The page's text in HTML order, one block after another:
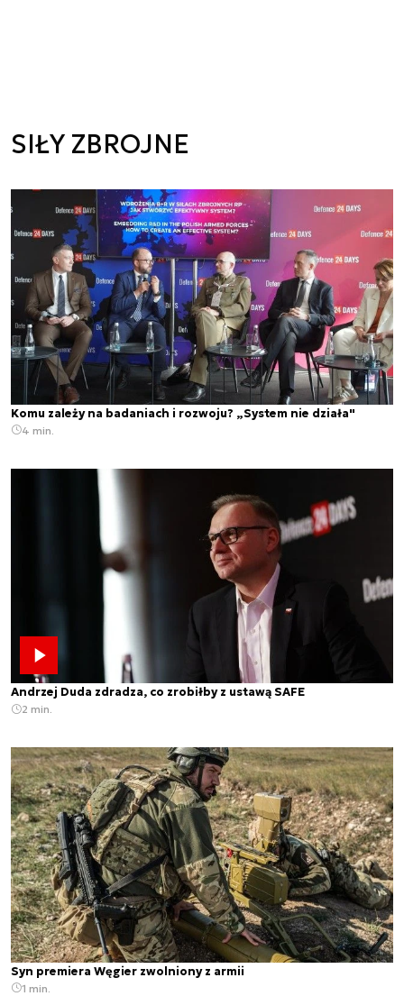
SIŁY ZBROJNE
Komu zależy na badaniach i rozwoju? „System nie działa"
4 min.
Andrzej Duda zdradza, co zrobiłby z ustawą SAFE
2 min.
Syn premiera Węgier zwolniony z armii
1 min.